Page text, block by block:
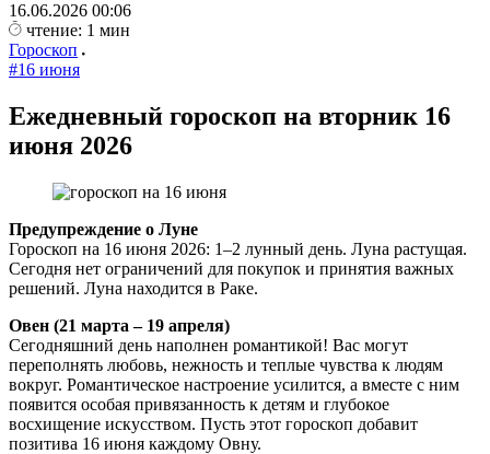
16.06.2026 00:06
чтение: 1 мин
Гороскоп
#16 июня
Ежедневный гороскоп на вторник 16
июня 2026
Предупреждение о Луне
Гороскоп на 16 июня 2026: 1–2 лунный день. Луна растущая.
Сегодня нет ограничений для покупок и принятия важных
решений. Луна находится в Раке.
Овен (21 марта – 19 апреля)
Сегодняшний день наполнен романтикой! Вас могут
переполнять любовь, нежность и теплые чувства к людям
вокруг. Романтическое настроение усилится, а вместе с ним
появится особая привязанность к детям и глубокое
восхищение искусством. Пусть этот гороскоп добавит
позитива 16 июня каждому Овну.